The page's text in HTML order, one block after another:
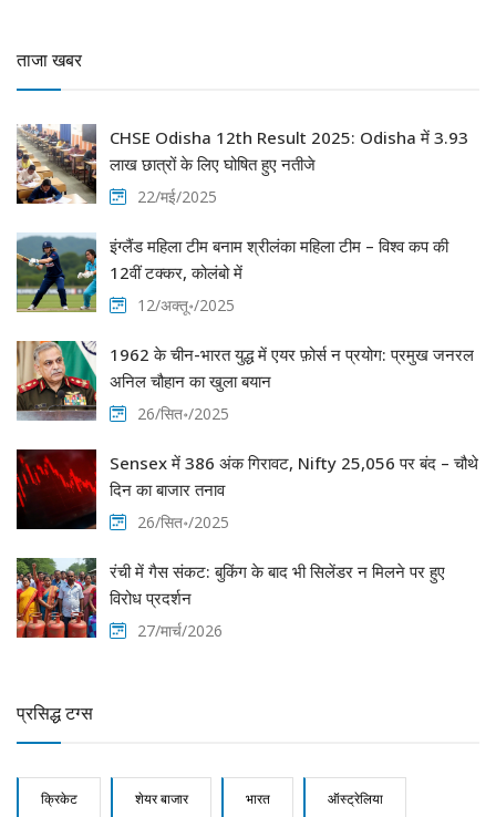
ताजा खबर
CHSE Odisha 12th Result 2025: Odisha में 3.93
लाख छात्रों के लिए घोषित हुए नतीजे
22/मई/2025
इंग्लैंड महिला टीम बनाम श्रीलंका महिला टीम – विश्व कप की
12वीं टक्कर, कोलंबो में
12/अक्तू॰/2025
1962 के चीन-भारत युद्ध में एयर फ़ोर्स न प्रयोग: प्रमुख जनरल
अनिल चौहान का खुला बयान
26/सित॰/2025
Sensex में 386 अंक गिरावट, Nifty 25,056 पर बंद – चौथे
दिन का बाजार तनाव
26/सित॰/2025
रंची में गैस संकट: बुकिंग के बाद भी सिलेंडर न मिलने पर हुए
विरोध प्रदर्शन
27/मार्च/2026
प्रसिद्ध टग्स
क्रिकेट शेयर बाजार भारत ऑस्ट्रेलिया